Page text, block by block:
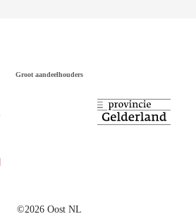
Groot aandeelhouders
©2026 Oost NL